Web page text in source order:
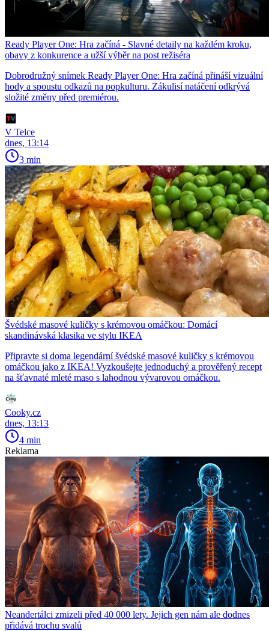
Ready Player One: Hra začíná - Slavné detaily na každém kroku,
obavy z konkurence a užší výběr na post režiséra
Dobrodružný snímek Ready Player One: Hra začíná přináší vizuální
hody a spoustu odkazů na popkulturu. Zákulisí natáčení odkrývá
složité změny před premiérou.
V Telce
dnes, 13:14
3 min
Švédské masové kuličky s krémovou omáčkou: Domácí
skandinávská klasika ve stylu IKEA
Připravte si doma legendární švédské masové kuličky s krémovou
omáčkou jako z IKEA! Vyzkoušejte jednoduchý a prověřený recept
na šťavnaté mleté maso s lahodnou vývarovou omáčkou.
Cooky.cz
dnes, 13:13
4 min
Reklama
Neandertálci zmizeli před 40 000 lety. Jejich gen nám ale dodnes
přidává trochu svalů